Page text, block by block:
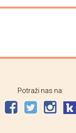
Potraži nas na: